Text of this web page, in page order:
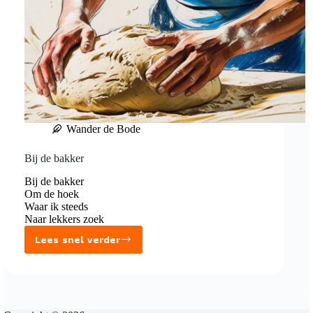
Wander de Bode
Bij de bakker
Bij de bakker
Om de hoek
Waar ik steeds
Naar lekkers zoek
Lees snel verder
Bij